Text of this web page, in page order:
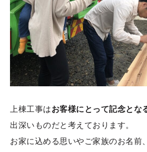
上棟工事はお客様にとって記念とな
出深いものだと考えております。
お家に込める思いやご家族のお名前